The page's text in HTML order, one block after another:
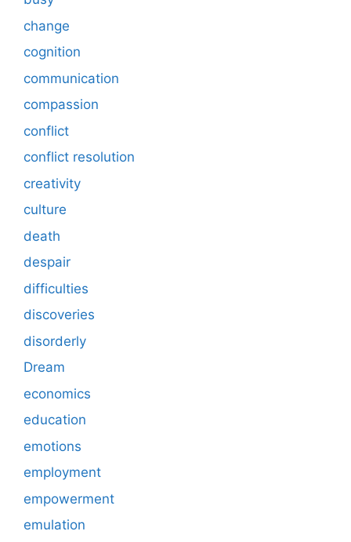
change
cognition
communication
compassion
conflict
conflict resolution
creativity
culture
death
despair
difficulties
discoveries
disorderly
Dream
economics
education
emotions
employment
empowerment
emulation